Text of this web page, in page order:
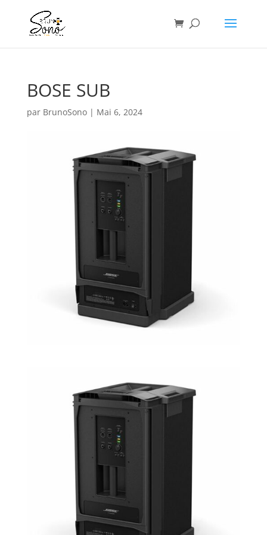
BOSE SUB
par BrunoSono| Mai 6, 2024